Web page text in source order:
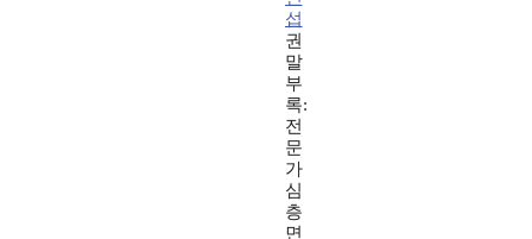
섭
권
말
부
록:
전
문
가
심
층
면